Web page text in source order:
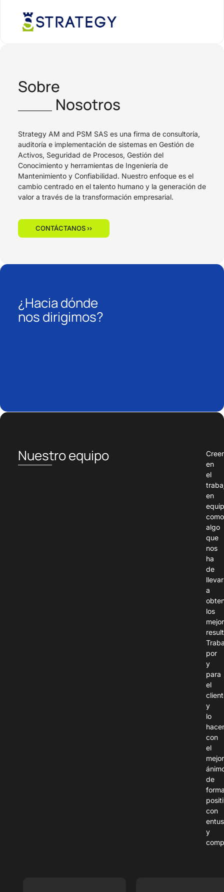
Sobre
Nosotros
Strategy AM and PSM SAS es una firma de consultoría,
auditoría e implementación de sistemas en Gestión de
Activos, Seguridad de Procesos, Gestión del
Conocimiento y herramientas de Ingeniería de
Mantenimiento y Confiabilidad. Nuestro enfoque es el
cambio centrado en el talento humano y la generación de
valor a través de la transformación empresarial.
CONTÁCTANOS ››
¿Hacia dónde
nos dirigimos?
Nuestro equipo
en
el
en
como
algo
que
nos
ha
de
llevar
a
los
por
y
para
el
y
lo
con
el
mejor
de
con
y